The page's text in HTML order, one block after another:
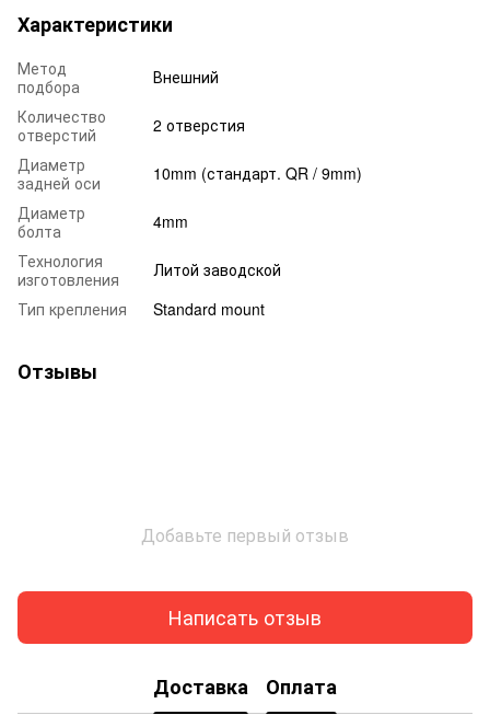
Характеристики
Метод
подбора
Внешний
Количество
отверстий
2 отверстия
Диаметр
задней оси
10mm (стандарт. QR / 9mm)
Диаметр
болта
4mm
Технология
изготовления
Литой заводской
Тип крепления
Standard mount
Отзывы
Добавьте первый отзыв
Написать отзыв
Доставка Оплата